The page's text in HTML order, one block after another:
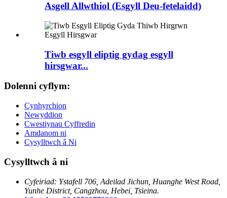
Asgell Allwthiol (Esgyll Deu-fetelaidd)
Tiwb esgyll eliptig gydag esgyll
hirsgwar...
Dolenni cyflym:
Cynhyrchion
Newyddion
Cwestiynau Cyffredin
Amdanom ni
Cysylltwch â Ni
Cysylltwch â ni
Cyfeiriad: Ystafell 706, Adeilad Jichun, Huanghe West Road,
Yunhe District, Cangzhou, Hebei, Tsieina.